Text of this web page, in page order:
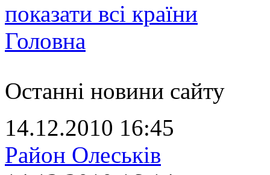
показати всі країни
Головна
Останні новини сайту
14.12.2010 16:45
Район Олеськів